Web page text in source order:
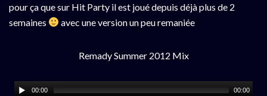
pour ça que sur Hit Party il est joué depuis déjà plus de 2
semaines
avec une version un peu remaniée
Remady Summer 2012 Mix
00:00 00:00